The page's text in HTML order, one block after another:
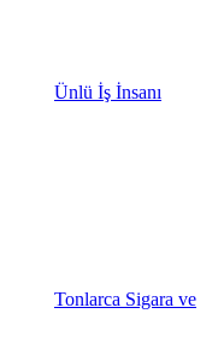
Ünlü İş İnsanı
Tonlarca Sigara ve